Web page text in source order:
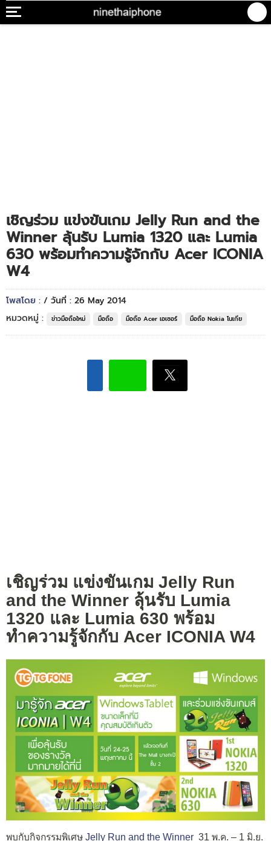
เชิญร่วม แข่งขันเกม Jelly Run and the
Winner ลุ้นรับ Lumia 1320 และ Lumia
630 พร้อมทำความรู้จักกับ Acer ICONIA
W4
โพสโดย : / วันที่ : 26 May 2014
หมวดหมู่ :
ข่าวมือถือใหม่ มือถือ มือถือ Acer เอเซอร์ มือถือ Nokia โนเกีย
เชิญร่วม แข่งขันเกม Jelly Run
and the Winner ลุ้นรับ Lumia
1320 และ Lumia 630 พร้อม
ทำความรู้จักกับ Acer ICONIA W4
พบกับกิจกรรมพิเศษ Jelly Run and the Winner 31 พ.ค. – 1 มิ.ย.